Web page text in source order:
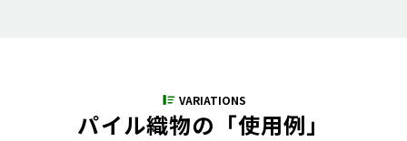
VARIATIONS
パイル織物の「使用例」